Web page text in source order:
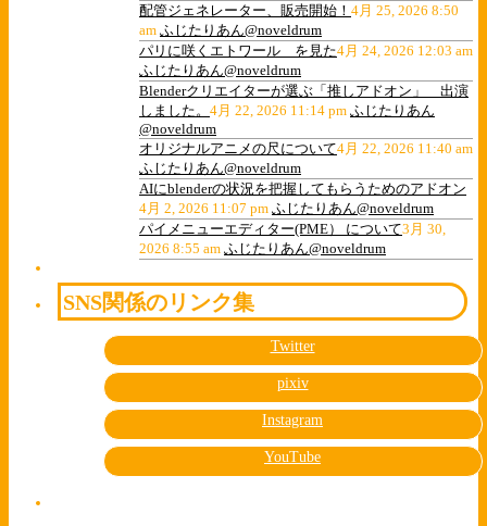
配管ジェネレーター、販売開始！ 4月 25, 2026 8:50
am ふじたりあん@noveldrum
パリに咲くエトワール を見た4月 24, 2026 12:03 am
ふじたりあん@noveldrum
Blenderクリエイターが選ぶ「推しアドオン」 出演
しました。 4月 22, 2026 11:14 pm ふじたりあん
@noveldrum
オリジナルアニメの尺について4月 22, 2026 11:40 am
ふじたりあん@noveldrum
AIにblenderの状況を把握してもらうためのアドオン
4月 2, 2026 11:07 pm ふじたりあん@noveldrum
パイメニューエディター(PME） について3月 30,
2026 8:55 am ふじたりあん@noveldrum
SNS関係のリンク集
Twitter
pixiv
Instagram
YouTube